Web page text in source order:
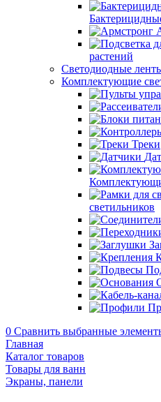
растений
Светодиодные
Комплектующие
Треки
светильников
0 Сравнить выбранные
Главная
Каталог товаров
Товары для ванн
Экраны, панели